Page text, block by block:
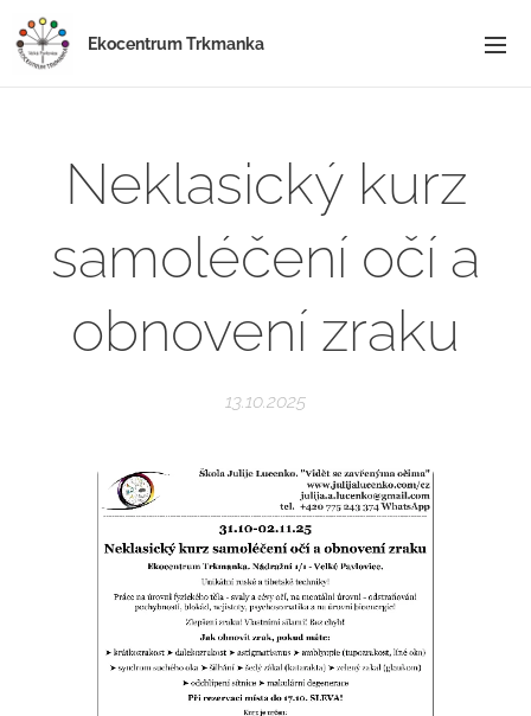
Ekocentrum Trkmanka
Neklasický kurz
samoléčení očí a
obnovení zraku
13.10.2025